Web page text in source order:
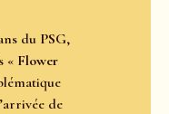
du PSG,
« Flower
de